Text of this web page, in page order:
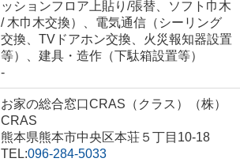
ッションフロア上貼り/張替、ソフト巾木
/ 木巾木交換）、電気通信（シーリング
交換、TVドアホン交換、火災報知器設置
等）、建具・造作（下駄箱設置等）
-
お家の総合窓口CRAS（クラス）（株）
CRAS
熊本県熊本市中央区本荘５丁目10-18
TEL:096-284-5033